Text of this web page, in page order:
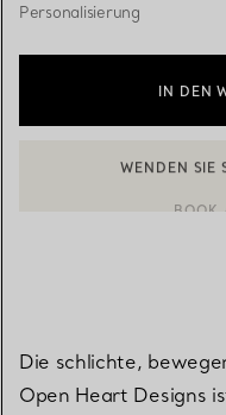
Personalisierung
IN DEN
Die schlichte,
Open Heart Designs